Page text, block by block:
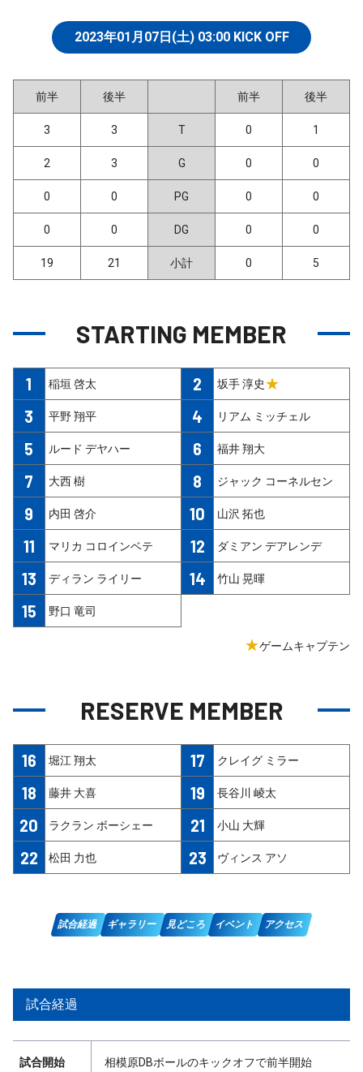
2023年01月07日(土) 03:00KICK OFF
前半 後半 前半 後半
3 3 T 0 1
2 3 G 0 0
0 0 PG 0 0
0 0 DG 0 0
19 21 小計 0 5
STARTING MEMBER
1 稲垣 啓太 2 坂手 淳史★
3 平野 翔平 4 リアム ミッチェル
5 ルード デヤハー 6 福井 翔大
7 大西 樹 8 ジャック コーネルセン
9 内田 啓介 10 山沢 拓也
11 マリカ コロインベテ 12 ダミアン デアレンデ
13 ディラン ライリー 14 竹山 晃暉
15 野口 竜司
★ゲームキャプテン
RESERVE MEMBER
16 堀江 翔太 17 クレイグ ミラー
18 藤井 大喜 19 長谷川 崚太
20 ラクラン ボーシェー 21 小山 大輝
22 松田 力也 23 ヴィンス アソ
試合経過 ギャラリー 見どころ イベント アクセス
試合経過
試合開始 相模原DBボールのキックオフで前半開始